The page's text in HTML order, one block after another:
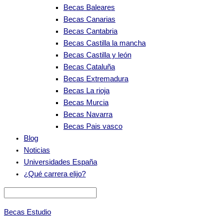
Becas Baleares
Becas Canarias
Becas Cantabria
Becas Castilla la mancha
Becas Castilla y león
Becas Cataluña
Becas Extremadura
Becas La rioja
Becas Murcia
Becas Navarra
Becas Pais vasco
Blog
Noticias
Universidades España
¿Qué carrera elijo?
Becas Estudio